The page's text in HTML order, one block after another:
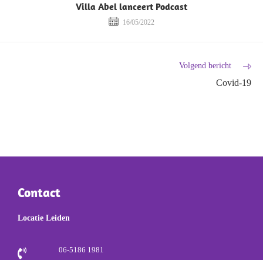
Villa Abel lanceert Podcast
16/05/2022
Volgend bericht
Covid-19
Contact
Locatie Leiden
06-5186 1981